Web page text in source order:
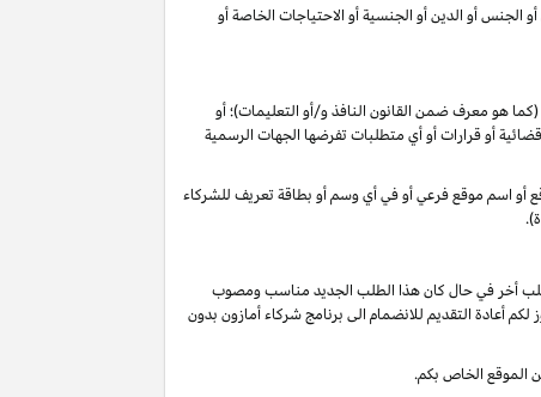
أو الدين أو الجنسية أو الاحتياجات الخاصة أو
(كما هو معرف ضمن القانون النافذ و/أو التعليمات)؛ أو
قضائية أو قرارات أو أي متطلبات تفرضها الجهات الرسمية
أو اسم موقع فرعي أو في أي وسم أو بطاقة تعريف للشركاء
طلب أخر في حال كان هذا الطلب الجديد مناسب ومصوب
الخاص), فأنه لا يجوز لكم أعادة التقديم للانضمام الى برنامج شركاء أمازون بدون
الموقع الخاص بكم.